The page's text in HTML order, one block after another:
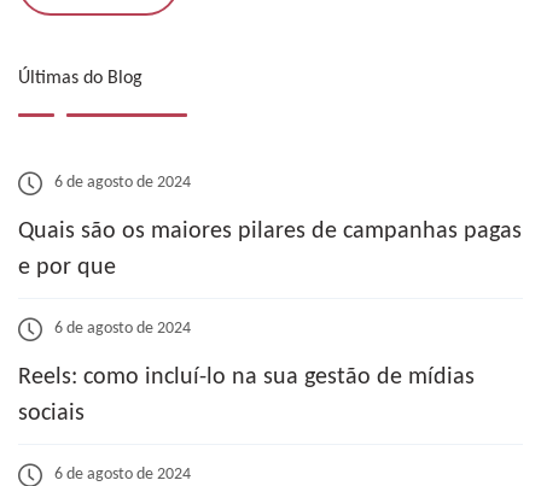
Últimas do Blog
6 de agosto de 2024
Quais são os maiores pilares de campanhas pagas
e por que
6 de agosto de 2024
Reels: como incluí-lo na sua gestão de mídias
sociais
6 de agosto de 2024